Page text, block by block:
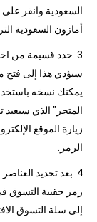
السعودية وانقر
أمازون السعودية
3. حدد قسيمة من
سيؤدي هذا إلى فتح
يمكنك نسخه
المتجر" الذي سيعيد
زيارة الموقع
الرمز.
4. بعد تحديد
رمز حقيبة التسوق
إلى سلة التسوق